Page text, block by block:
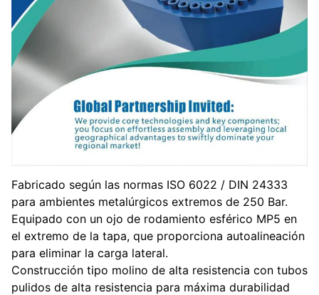
Fabricado según las normas ISO 6022 / DIN 24333
para ambientes metalúrgicos extremos de 250 Bar.
Equipado con un ojo de rodamiento esférico MP5 en
el extremo de la tapa, que proporciona autoalineación
para eliminar la carga lateral.
Construcción tipo molino de alta resistencia con tubos
pulidos de alta resistencia para máxima durabilidad